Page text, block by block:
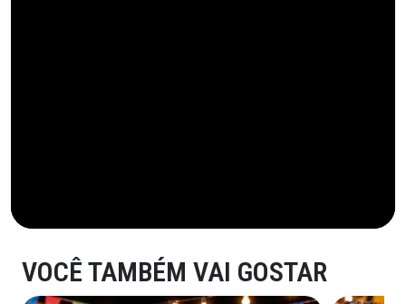
VOCÊ TAMBÉM VAI GOSTAR